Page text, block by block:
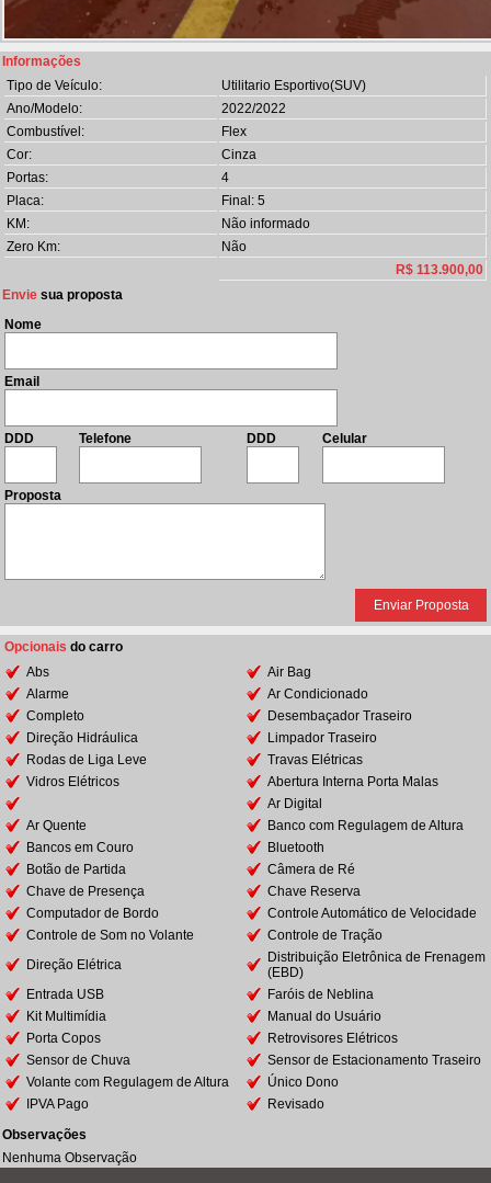
Informações
Tipo de Veículo:
Utilitario Esportivo(SUV)
Ano/Modelo:
2022/2022
Combustível:
Flex
Cor:
Cinza
Portas:
4
Placa:
Final: 5
KM:
Não informado
Zero Km:
Não
R$ 113.900,00
Envie sua proposta
Nome
Email
DDD Telefone DDD Celular
Proposta
Opcionais do carro
Abs
Air Bag
Alarme
Ar Condicionado
Completo
Desembaçador Traseiro
Direção Hidráulica
Limpador Traseiro
Rodas de Liga Leve
Travas Elétricas
Vidros Elétricos
Abertura Interna Porta Malas
Ar Digital
Ar Quente
Banco com Regulagem de Altura
Bancos em Couro
Bluetooth
Botão de Partida
Câmera de Ré
Chave de Presença
Chave Reserva
Computador de Bordo
Controle Automático de Velocidade
Controle de Som no Volante
Controle de Tração
Direção Elétrica
Distribuição Eletrônica de Frenagem
(EBD)
Entrada USB
Faróis de Neblina
Kit Multimídia
Manual do Usuário
Porta Copos
Retrovisores Elétricos
Sensor de Chuva
Sensor de Estacionamento Traseiro
Volante com Regulagem de Altura
Único Dono
IPVA Pago
Revisado
Observações
Nenhuma Observação